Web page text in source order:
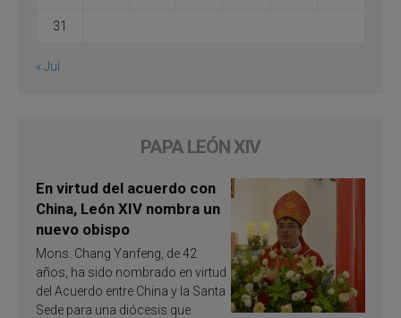
31
« Jul
PAPA LEÓN XIV
En virtud del acuerdo con
China, León XIV nombra un
nuevo obispo
Mons. Chang Yanfeng, de 42
años, ha sido nombrado en virtud
del Acuerdo entre China y la Santa
Sede para una diócesis que